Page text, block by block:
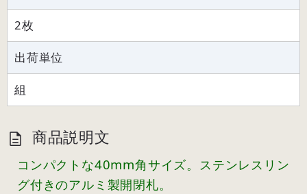
2枚
出荷単位
組
商品説明文
コンパクトな40mm角サイズ。ステンレスリン
グ付きのアルミ製開閉札。